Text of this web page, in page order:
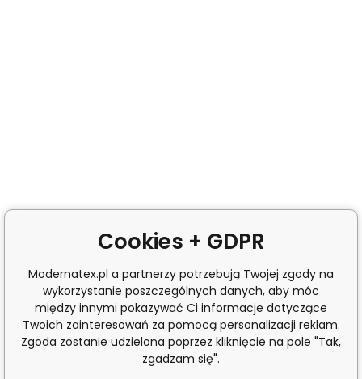
Cookies + GDPR
Modernatex.pl a partnerzy potrzebują Twojej zgody na
wykorzystanie poszczególnych danych, aby móc
między innymi pokazywać Ci informacje dotyczące
Twoich zainteresowań za pomocą personalizacji reklam.
Zgoda zostanie udzielona poprzez kliknięcie na pole "Tak,
zgadzam się".